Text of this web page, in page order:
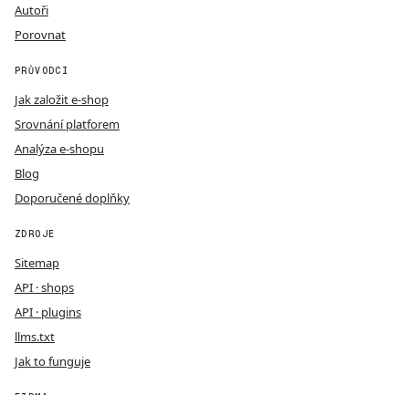
Autoři
Porovnat
PRŮVODCI
Jak založit e-shop
Srovnání platforem
Analýza e-shopu
Blog
Doporučené doplňky
ZDROJE
Sitemap
API · shops
API · plugins
llms.txt
Jak to funguje